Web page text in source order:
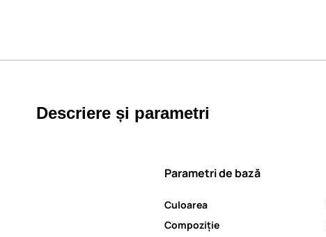
Descriere și parametri
Parametri de bază
Culoarea
Compoziție